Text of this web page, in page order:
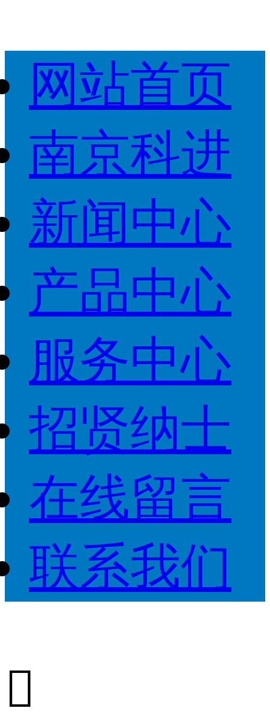
网站首页
南京科进
新闻中心
产品中心
服务中心
招贤纳士
在线留言
联系我们
